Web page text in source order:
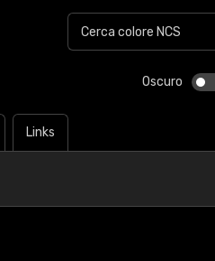
Oscuro
Links